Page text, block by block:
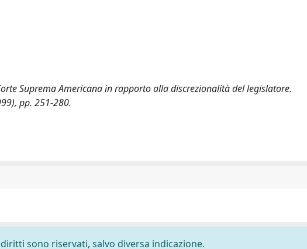
Suprema Americana in rapporto alla discrezionalità del legislatore.
pp. 251-280.
sono riservati, salvo diversa indicazione.